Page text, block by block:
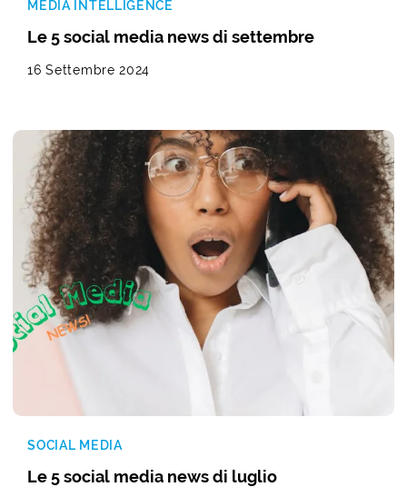
MEDIA INTELLIGENCE
Le 5 social media news di settembre
16 Settembre 2024
SOCIAL MEDIA
Le 5 social media news di luglio